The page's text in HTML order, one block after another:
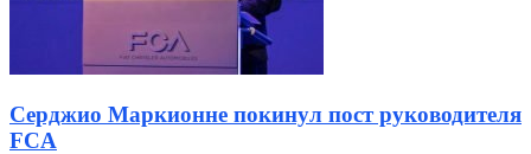
Серджио Маркионне покинул пост руководителя
FCA